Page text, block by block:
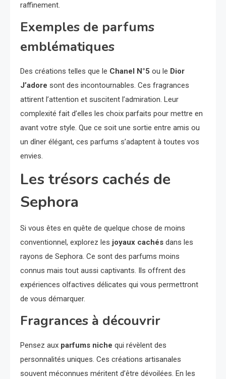
raffinement.
Exemples de parfums
emblématiques
Des créations telles que le Chanel N°5 ou le Dior
J’adore sont des incontournables. Ces fragrances
attirent l’attention et suscitent l’admiration. Leur
complexité fait d’elles les choix parfaits pour mettre en
avant votre style. Que ce soit une sortie entre amis ou
un dîner élégant, ces parfums s’adaptent à toutes vos
envies.
Les trésors cachés de
Sephora
Si vous êtes en quête de quelque chose de moins
conventionnel, explorez les joyaux cachés dans les
rayons de Sephora. Ce sont des parfums moins
connus mais tout aussi captivants. Ils offrent des
expériences olfactives délicates qui vous permettront
de vous démarquer.
Fragrances à découvrir
Pensez aux parfums niche qui révèlent des
personnalités uniques. Ces créations artisanales
souvent méconnues méritent d’être dévoilées. En les